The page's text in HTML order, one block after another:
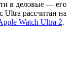
в деловые — его
рассчитан на
Watch Ultra 2.